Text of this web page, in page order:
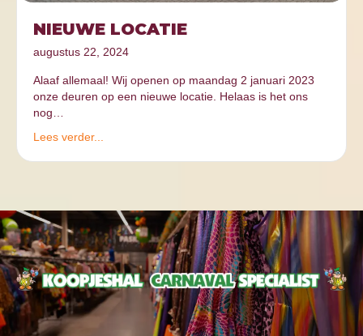
NIEUWE LOCATIE
augustus 22, 2024
Alaaf allemaal! Wij openen op maandag 2 januari 2023
onze deuren op een nieuwe locatie. Helaas is het ons
nog…
Lees verder...